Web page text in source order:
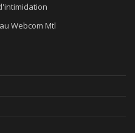
Webcom Mtl